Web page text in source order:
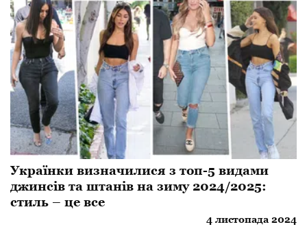
Українки визначилися з топ-5 видами
джинсів та штанів на зиму 2024/2025:
стиль – це все
4 листопада 2024